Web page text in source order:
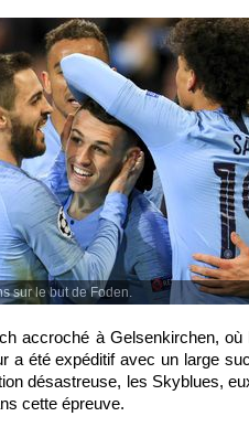
sur le but de Foden.
accroché à Gelsenkirchen,
a été expéditif avec un large
désastreuse, les Skyblues,
cette épreuve.